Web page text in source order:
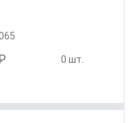
0 шт.